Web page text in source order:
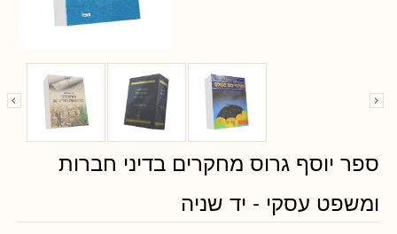
ספר יוסף גרוס מחקרים בדיני חברות
ומשפט עסקי - יד שניה